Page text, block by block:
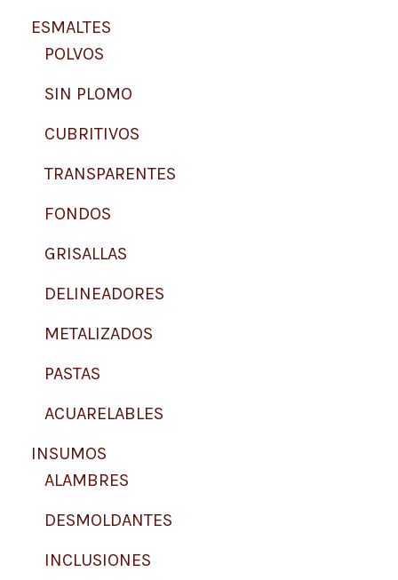
ESMALTES
POLVOS
SIN PLOMO
CUBRITIVOS
TRANSPARENTES
FONDOS
GRISALLAS
DELINEADORES
METALIZADOS
PASTAS
ACUARELABLES
INSUMOS
ALAMBRES
DESMOLDANTES
INCLUSIONES